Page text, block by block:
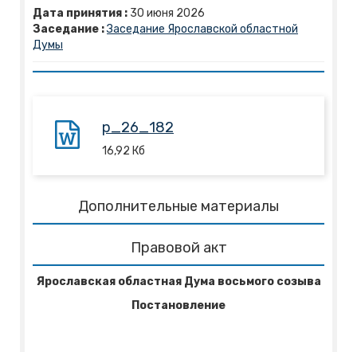
Дата принятия : 30 июня 2026
Заседание :Заседание Ярославской областной
Думы
p_26_182
16,92 Кб
Дополнительные материалы
Правовой акт
Ярославская областная Дума восьмого созыва
Постановление